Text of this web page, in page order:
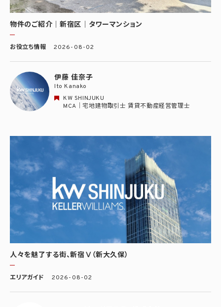
物件のご紹介｜新宿区｜タワーマンション
お役立ち情報 2026-08-02
伊藤 佳奈子
Ito Kanako
KW SHINJUKU
MCA｜宅地建物取引士 賃貸不動産経営管理士
人々を魅了する街、新宿Ⅴ（新大久保）
エリアガイド 2026-08-02